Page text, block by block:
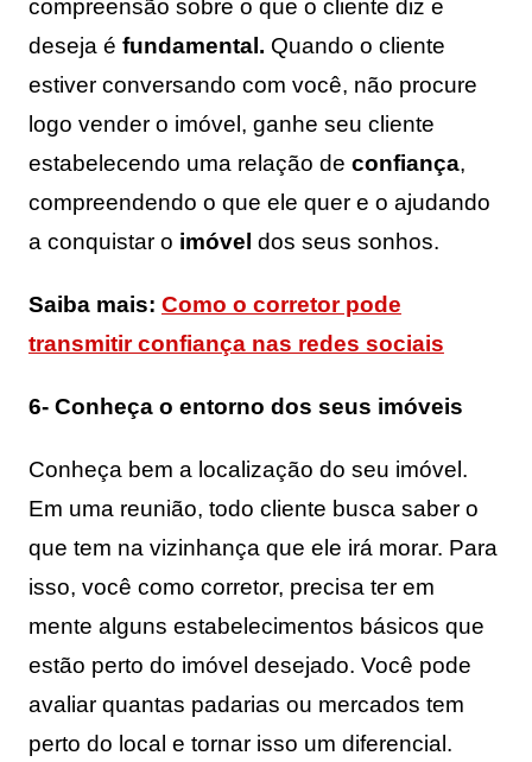
compreensão sobre o que o cliente diz e
deseja é fundamental. Quando o cliente
estiver conversando com você, não procure
logo vender o imóvel, ganhe seu cliente
estabelecendo uma relação de confiança,
compreendendo o que ele quer e o ajudando
a conquistar o imóvel dos seus sonhos.
Saiba mais: Como o corretor pode
transmitir confiança nas redes sociais
6- Conheça o entorno dos seus imóveis
Conheça bem a localização do seu imóvel.
Em uma reunião, todo cliente busca saber o
que tem na vizinhança que ele irá morar. Para
isso, você como corretor, precisa ter em
mente alguns estabelecimentos básicos que
estão perto do imóvel desejado. Você pode
avaliar quantas padarias ou mercados tem
perto do local e tornar isso um diferencial.